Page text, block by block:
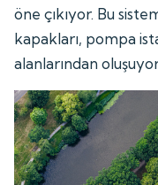
öne çıkıyor. Bu
kapakları, pompa
alanlarından